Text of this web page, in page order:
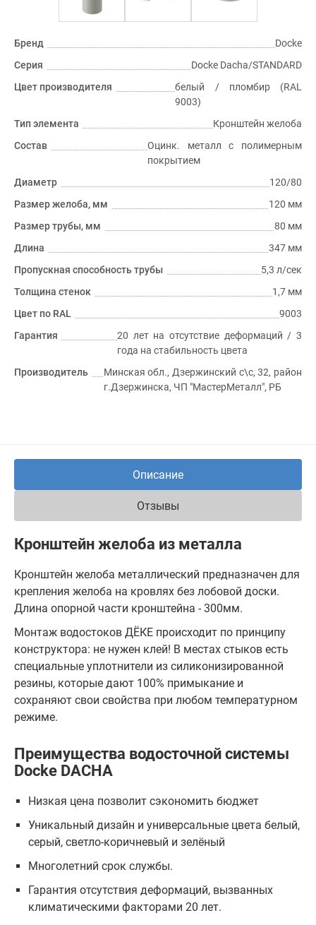
Бренд
Docke
Серия
Docke Dacha/STANDARD
Цвет производителя
белый / пломбир (RAL
9003)
Тип элемента
Кронштейн желоба
Состав
Оцинк. металл с полимерным
покрытием
Диаметр
120/80
Размер желоба, мм
120 мм
Размер трубы, мм
80 мм
Длина
347 мм
Пропускная способность трубы
5,3 л/сек
Толщина стенок
1,7 мм
Цвет по RAL
9003
Гарантия
20 лет на отсутствие деформаций / 3
года на стабильность цвета
Производитель
Минская обл., Дзержинский с\с, 32, район
г.Дзержинска, ЧП "МастерМеталл", РБ
Описание
Отзывы
Кронштейн желоба из металла
Кронштейн желоба металлический предназначен для
крепления желоба на кровлях без лобовой доски.
Длина опорной части кронштейна - 300мм.
Монтаж водостоков ДЁКЕ происходит по принципу
конструктора: не нужен клей! В местах стыков есть
специальные уплотнители из силиконизированной
резины, которые дают 100% примыкание и
сохраняют свои свойства при любом температурном
режиме.
Преимущества водосточной системы
Docke DACHA
Низкая цена позволит сэкономить бюджет
Уникальный дизайн и универсальные цвета белый,
серый, светло-коричневый и зелёный
Многолетний срок службы.
Гарантия отсутствия деформаций, вызванных
климатическими факторами 20 лет.